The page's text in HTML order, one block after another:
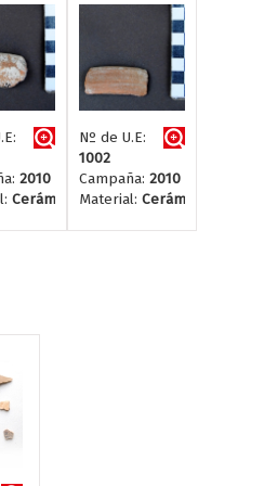
2010
Cerámica
Nº de U.E:
1002
Campaña:2010
Material:Cerámica